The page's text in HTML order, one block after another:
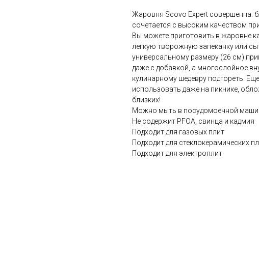
Жаровня Scovo Expert совершенна:
сочетается с высоким качеством
Вы можете приготовить в жаровне
легкую творожную запеканку или
универсальному размеру (26 см)
даже с добавкой, а многослойное
кулинарному шедевру подгореть.
использовать даже на пикнике,
близких!
Можно мыть в посудомоечной
Не содержит PFOA, свинца и кадмия
Подходит для газовых плит
Подходит для стеклокерамических
Подходит для электроплит